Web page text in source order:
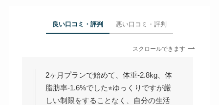
良い口コミ・評判 悪い口コミ・評判
スクロールできます
2ヶ月プランで始めて、体重-2.8kg、体
脂肪率-1.6%でした⭐︎ゆっくりですが厳
しい制限をすることなく、自分の生活